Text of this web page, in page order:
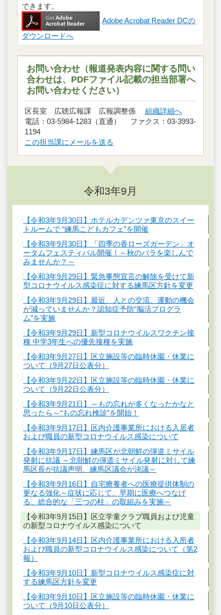
できます。
Adobe Acrobat Reader DCの
ダウンロードへ
お問い合わせ（報道発表内容に関する問い
合わせは、PDFファイル記載の担当部署へ
お問い合わせください）
区長室 広聴広報課 広報調整係 組織詳細へ
電話：03-5984-1283（直通） ファクス：03-3993-
1194
この担当課にメールを送る
令和3年9月
【令和3年9月30日】ホテルカデンツァ東京のスイー
トルームで “練馬こどもカフェ”を開催
【令和3年9月30日】「四季の香ローズガーデン」オ
ータムフェスティバル開催！～秋のバラを楽しんで
みませんか？～
【令和3年9月29日】緊急事態宣言の解除を受けて新
型コロナウイルス感染症に対する練馬区方針を変更
【令和3年9月29日】最近、人との交流、運動の機会
が減っていませんか？認知症予防“脳活プログラ
ム”を実施
【令和3年9月29日】新型コロナウイルスワクチン接
種 中学3年生への優先接種を実施
【令和3年9月27日】区立施設等の臨時休園・休業に
ついて（9月27日公表分）
【令和3年9月22日】区立施設等の臨時休園・休業に
ついて（9月22日公表分）
【令和3年9月21日】～もの忘れが多くなったかなと
思ったら～“もの忘れ検診”を開始！
【令和3年9月17日】区内介護事業所における入居者
および職員の新型コロナウイルス感染について
【令和3年9月17日】練馬区が北朝鮮の弾道ミサイル
発射に抗議 ～北朝鮮の弾道ミサイル発射に対して練
馬区長が抗議声明、練馬区議会が決議～
【令和3年9月16日】自宅療養者への医療提供体制の
更なる強化～症状に応じて、早期に医療へつなげ
る、総合的な「三つの柱」の取組みを実施～
【令和3年9月15日】区立学童クラブ職員および児童
の新型コロナウイルス感染について
【令和3年9月14日】区内介護事業所における入所者
および職員の新型コロナウイルス感染について（第2
報）
【令和3年9月10日】新型コロナウイルス感染症に対
する練馬区方針を変更
【令和3年9月10日】区立施設等の臨時休園・休業に
ついて（9月10日公表分）